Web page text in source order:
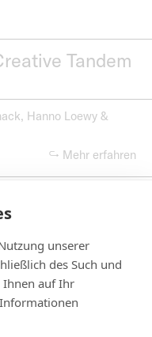
unserer
des Such und
Ihnen auf Ihr
Tandem
Hanno Loewy &
↪ Mehr erfahren